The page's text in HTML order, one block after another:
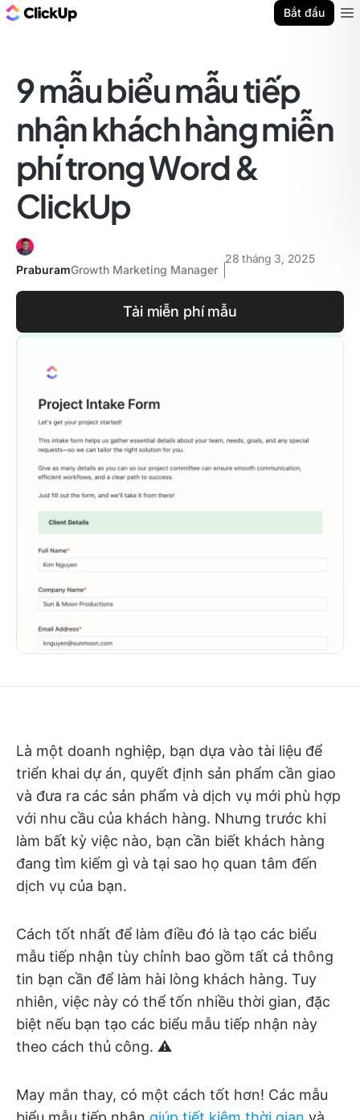
Bắt đầu
9 mẫu biểu mẫu tiếp
nhận khách hàng miễn
phí trong Word &
ClickUp
PraburamGrowth Marketing Manager
28 tháng 3, 2025
Tải miễn phí mẫu
Là một doanh nghiệp, bạn dựa vào tài liệu để
triển khai dự án, quyết định sản phẩm cần giao
và đưa ra các sản phẩm và dịch vụ mới phù hợp
với nhu cầu của khách hàng. Nhưng trước khi
làm bất kỳ việc nào, bạn cần biết khách hàng
đang tìm kiếm gì và tại sao họ quan tâm đến
dịch vụ của bạn.
Cách tốt nhất để làm điều đó là tạo các biểu
mẫu tiếp nhận tùy chỉnh bao gồm tất cả thông
tin bạn cần để làm hài lòng khách hàng. Tuy
nhiên, việc này có thể tốn nhiều thời gian, đặc
biệt nếu bạn tạo các biểu mẫu tiếp nhận này
theo cách thủ công. ⚠️
May mắn thay, có một cách tốt hơn! Các mẫu